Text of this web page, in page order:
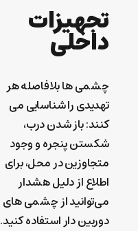
تجهیزات
داخلی
چشمی ها بلافاصله هر
تهدیدی را شناسایی می
کنند: باز شدن درب،
شکستن پنجره و وجود
متجاوزین در محل، برای
اطلاع از دلیل هشدار
می‌توانید از چشمی های
دوربین دار استفاده کنید.